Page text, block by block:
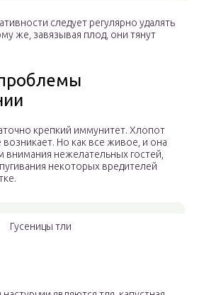
следует регулярно удалять
же, завязывая плод, они тянут
крепкий иммунитет. Хлопот
возникает. Но как все живое, и она
нежелательных гостей,
некоторых вредителей
Гусеницы тли